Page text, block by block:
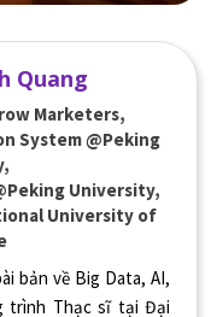
Quang
Marketers,
System @Peking
University,
University of
bản về Big Data, AI,
trình Thạc sĩ tại Đại